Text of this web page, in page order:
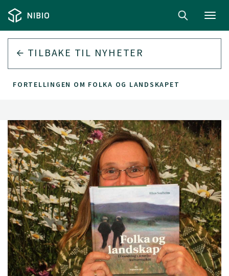
TILBAKE TIL NYHETER
FORTELLINGEN OM FOLKA OG LANDSKAPET